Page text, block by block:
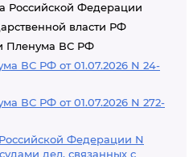
Российской Федерации
власти РФ
Пленума ВС РФ
ВС РФ от 01.07.2026 N 24-
ВС РФ от 01.07.2026 N 272-
Федерации N
дел, связанных с